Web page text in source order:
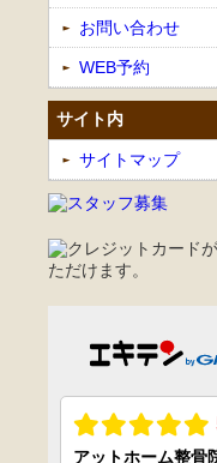
お問い合わせ
WEB予約
サイト内
サイトマップ